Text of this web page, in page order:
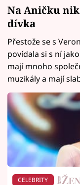
Na Aničku
dívka
Přestože se s
povídala si s ní
mají mnoho
muzikály a mají
CELEBRITY